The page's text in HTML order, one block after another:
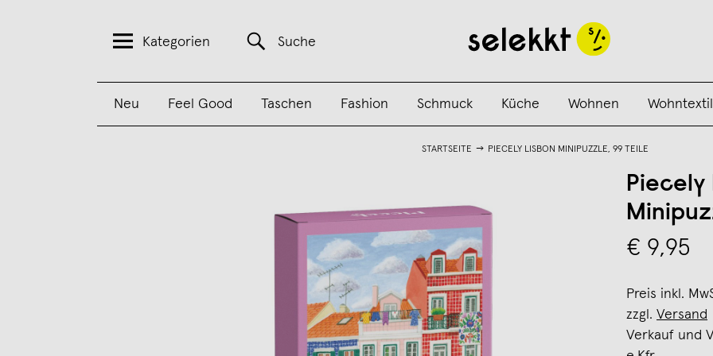
Kategorien Suche
Neu Feel Good Taschen Fashion Schmuck Küche Wohnen
STARTSEITE PIECELY LISBON MINIPUZZLE, 99 TEILE
Piecely
€ 9,95
Preis inkl.
zzgl. Versand
Verkauf und